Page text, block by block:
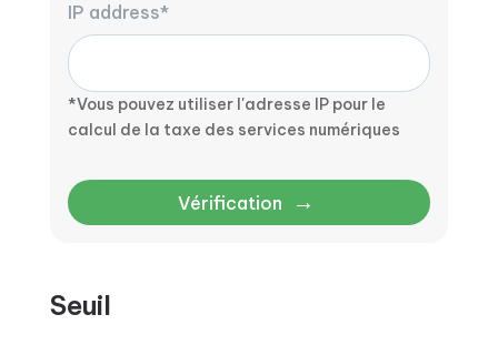
IP address*
*Vous pouvez utiliser l'adresse IP pour le
calcul de la taxe des services numériques
Vérification →
Seuil